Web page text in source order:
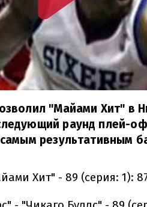
"Майами Хит" в
раунд плей-
результативным
Хит" - 89 (серия: 1):